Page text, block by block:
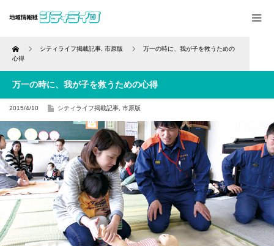
Home シティライフ掲載記事 市原版
万一の時に、我が子を救うための
心得
万一の時に、我が子を救うための心得
2015/4/10 シティライフ掲載記事 市原版